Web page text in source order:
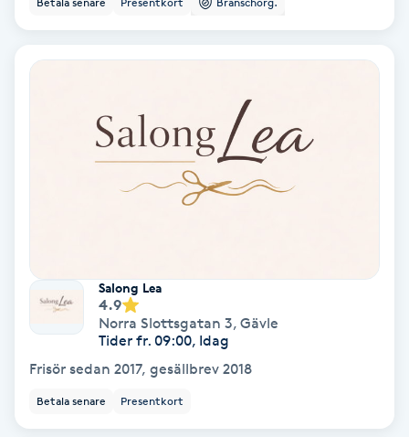
Bambumassage
Barnklippning
Blowout
Salong Lea
4.9
Norra Slottsgatan 3, Gävle
Tider fr. 09:00, Idag
Frisör sedan 2017, gesällbrev 2018
Betala senare Presentkort